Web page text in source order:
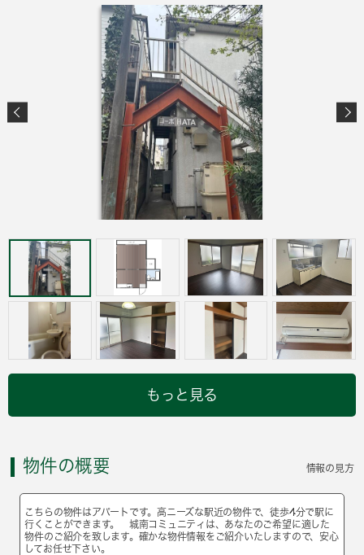
もっと見る
物件の概要 情報の見方
こちらの物件はアパートです。高ニーズな駅近の物件で、徒歩4分で駅に
行くことができます。 城南コミュニティは、あなたのご希望に適した
物件のご紹介を致します。確かな物件情報をご紹介いたしますので、安心
してお任せ下さい。